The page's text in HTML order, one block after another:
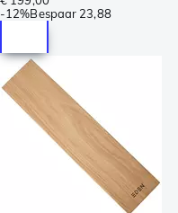
-12%Bespaar 23,88